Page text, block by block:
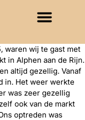
waren wij te gast met
in Alphen aan de Rijn.
altijd gezellig. Vanaf
in. Het weer werkte
was zeer gezellig
ook van de markt
optreden was